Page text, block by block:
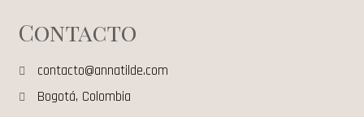
Contacto
contacto@annatilde.com
Bogotá, Colombia